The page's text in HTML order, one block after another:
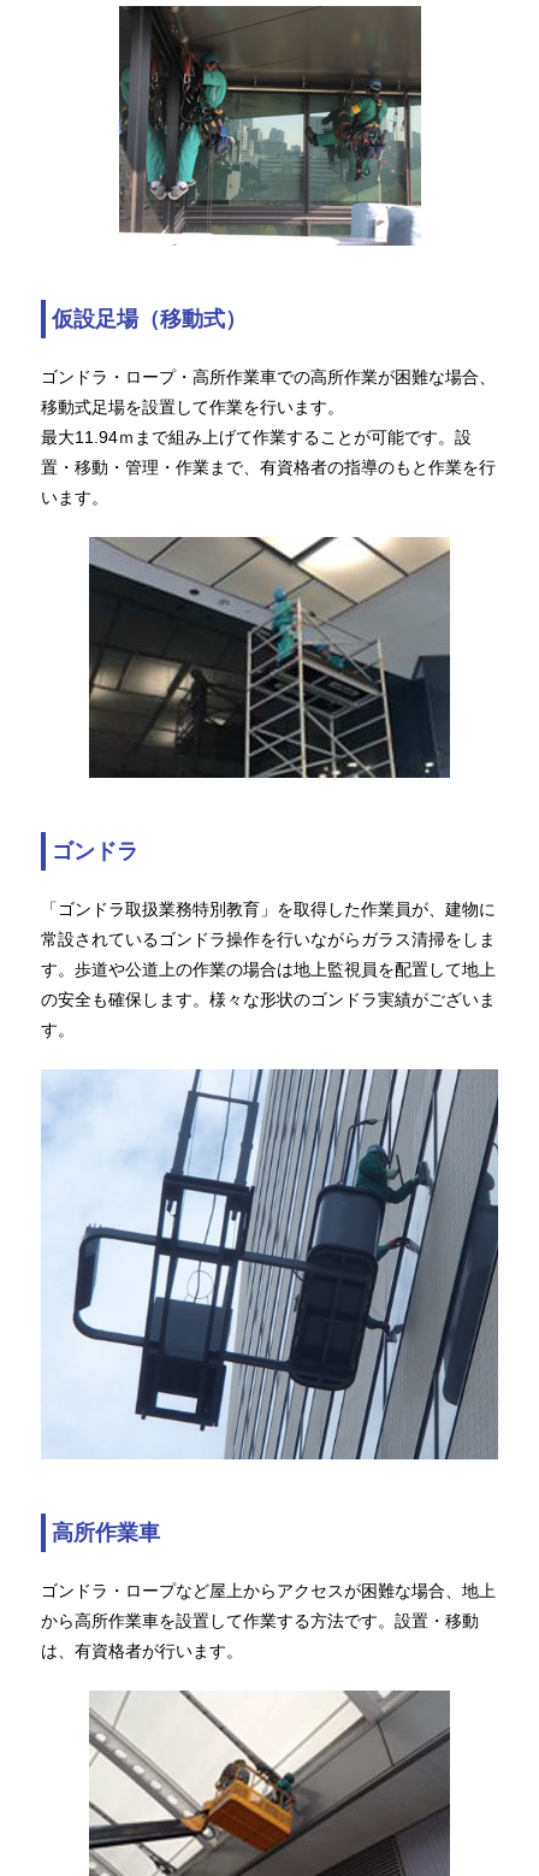
仮設足場（移動式）
ゴンドラ・ロープ・高所作業車での高所作業が困難な場合、
移動式足場を設置して作業を行います。
最大11.94ｍまで組み上げて作業することが可能です。設
置・移動・管理・作業まで、有資格者の指導のもと作業を行
います。
ゴンドラ
「ゴンドラ取扱業務特別教育」を取得した作業員が、建物に
常設されているゴンドラ操作を行いながらガラス清掃をしま
す。歩道や公道上の作業の場合は地上監視員を配置して地上
の安全も確保します。様々な形状のゴンドラ実績がございま
す。
高所作業車
ゴンドラ・ロープなど屋上からアクセスが困難な場合、地上
から高所作業車を設置して作業する方法です。設置・移動
は、有資格者が行います。